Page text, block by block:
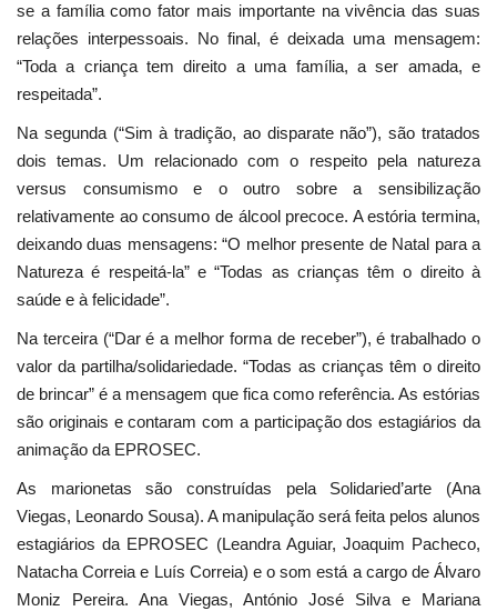
se a família como fator mais importante na vivência das suas
relações interpessoais. No final, é deixada uma mensagem:
“Toda a criança tem direito a uma família, a ser amada, e
respeitada”.
Na segunda (“Sim à tradição, ao disparate não”), são tratados
dois temas. Um relacionado com o respeito pela natureza
versus consumismo e o outro sobre a sensibilização
relativamente ao consumo de álcool precoce. A estória termina,
deixando duas mensagens: “O melhor presente de Natal para a
Natureza é respeitá-la” e “Todas as crianças têm o direito à
saúde e à felicidade”.
Na terceira (“Dar é a melhor forma de receber”), é trabalhado o
valor da partilha/solidariedade. “Todas as crianças têm o direito
de brincar” é a mensagem que fica como referência. As estórias
são originais e contaram com a participação dos estagiários da
animação da EPROSEC.
As marionetas são construídas pela Solidaried’arte (Ana
Viegas, Leonardo Sousa). A manipulação será feita pelos alunos
estagiários da EPROSEC (Leandra Aguiar, Joaquim Pacheco,
Natacha Correia e Luís Correia) e o som está a cargo de Álvaro
Moniz Pereira. Ana Viegas, António José Silva e Mariana